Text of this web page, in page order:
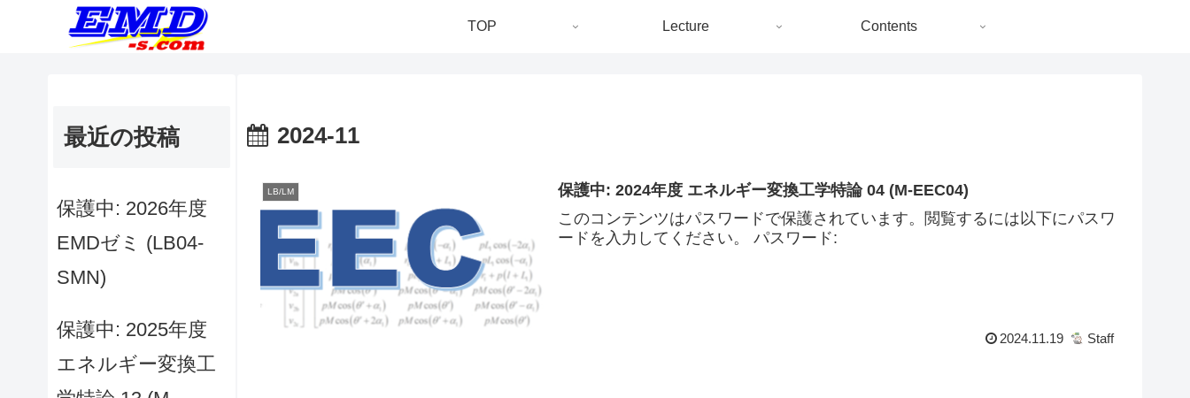
TOP Lecture Contents
2024-11
LB/LM
保護中: 2024年度 エネルギー変換工学特論 04 (M-EEC04)
このコンテンツはパスワードで保護されています。閲覧するには以下にパスワ
ードを入力してください。 パスワード:
2024.11.19 Staff
最近の投稿
保護中: 2026年度
EMDゼミ (LB04-
SMN)
保護中: 2025年度
エネルギー変換工